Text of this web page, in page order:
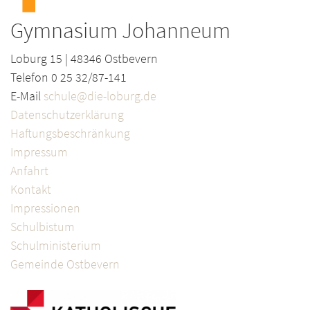
Gymnasium Johanneum
Loburg 15 | 48346 Ostbevern
Telefon 0 25 32/87-141
E-Mail schule@die-loburg.de
Datenschutzerklärung
Haftungsbeschränkung
Impressum
Anfahrt
Kontakt
Impressionen
Schulbistum
Schulministerium
Gemeinde Ostbevern